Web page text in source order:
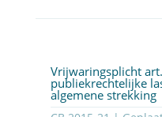
Vrijwaringsplicht
publiekrechtelijke
algemene strekking